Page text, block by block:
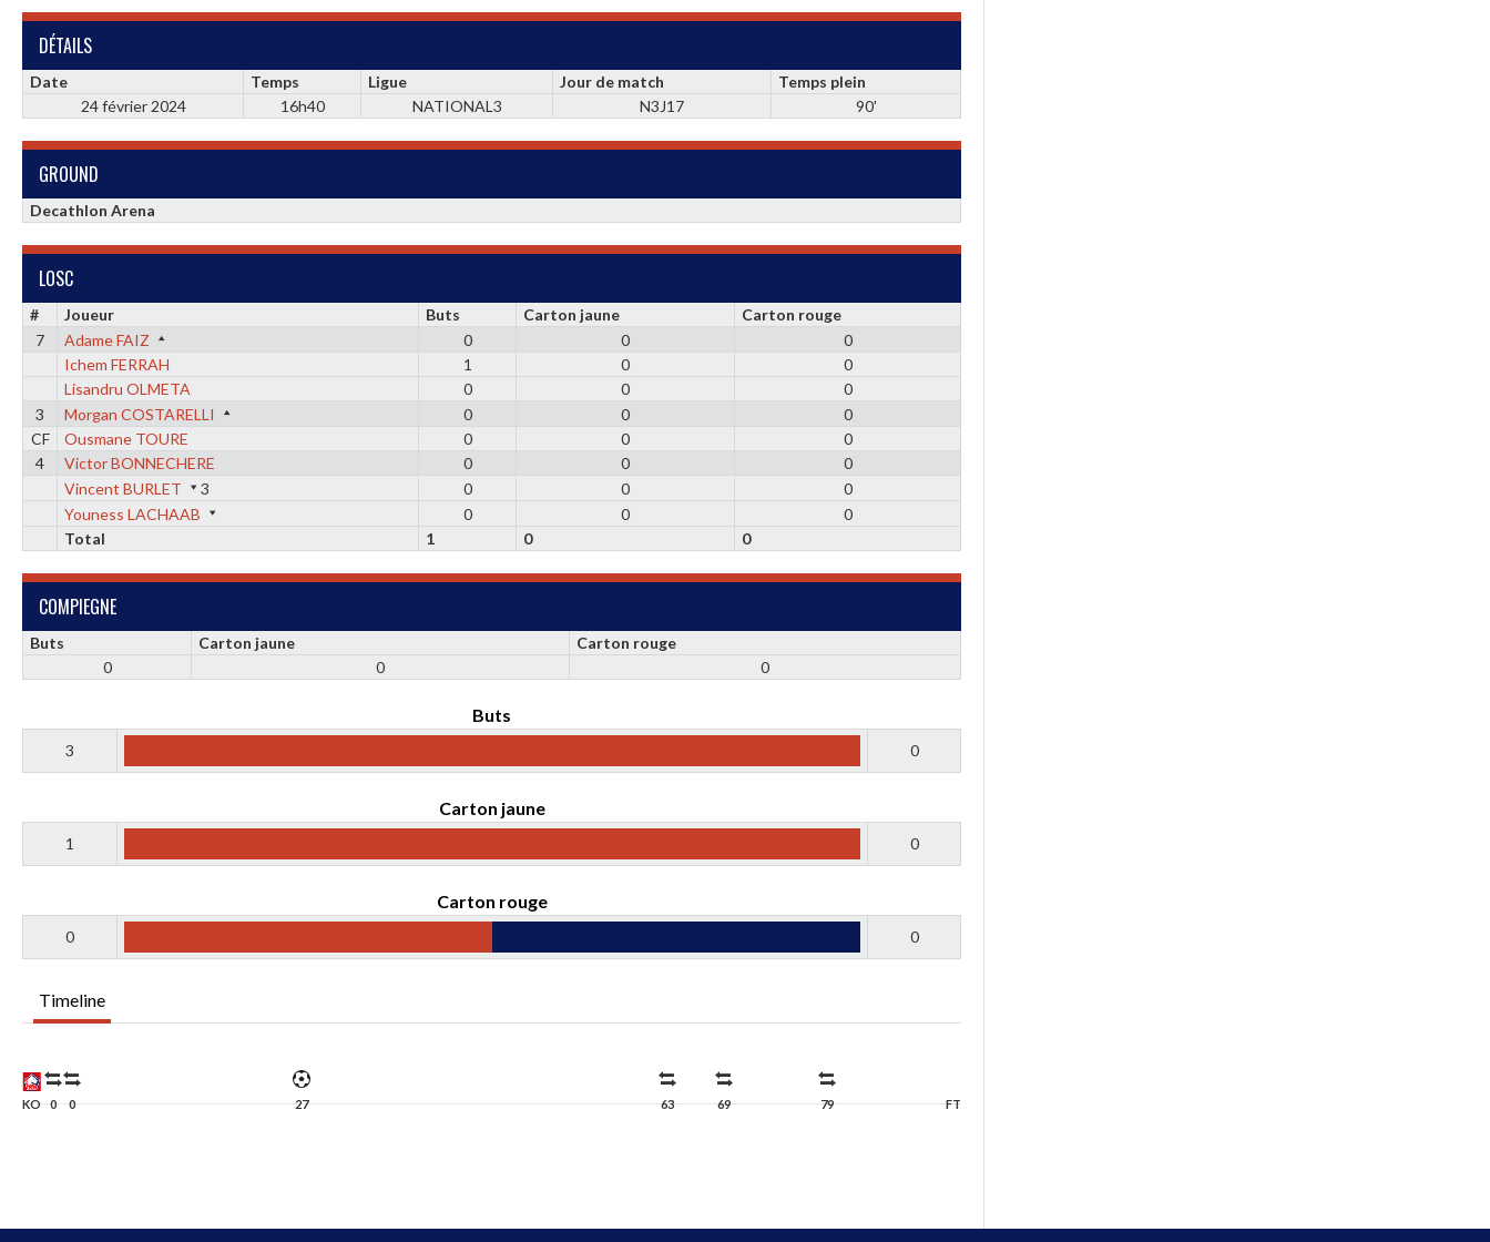
DÉTAILS
Date Temps Ligue Jour de match
Temps plein
24 février 2024
16h40 NATIONAL3 N3J17 90'
GROUND
Decathlon Arena
LOSC
# Joueur Buts Carton jaune
Carton rouge
7
Adame FAIZ 0 0
0
Ichem FERRAH
1 0
0
Lisandru OLMETA
0 0
0
3
Morgan COSTARELLI 0 0
0
CF
Ousmane TOURE 0 0
0
4
Victor BONNECHERE 0 0
0
Vincent BURLET
3 0 0
0
Youness LACHAAB
0 0
0
Total
1 0 0
COMPIEGNE
Buts Carton jaune
Carton rouge
0
0 0
Buts
3 0
Carton jaune
1 0
Carton rouge
0 0
Timeline
KO 0 0 27 63 69 79 FT